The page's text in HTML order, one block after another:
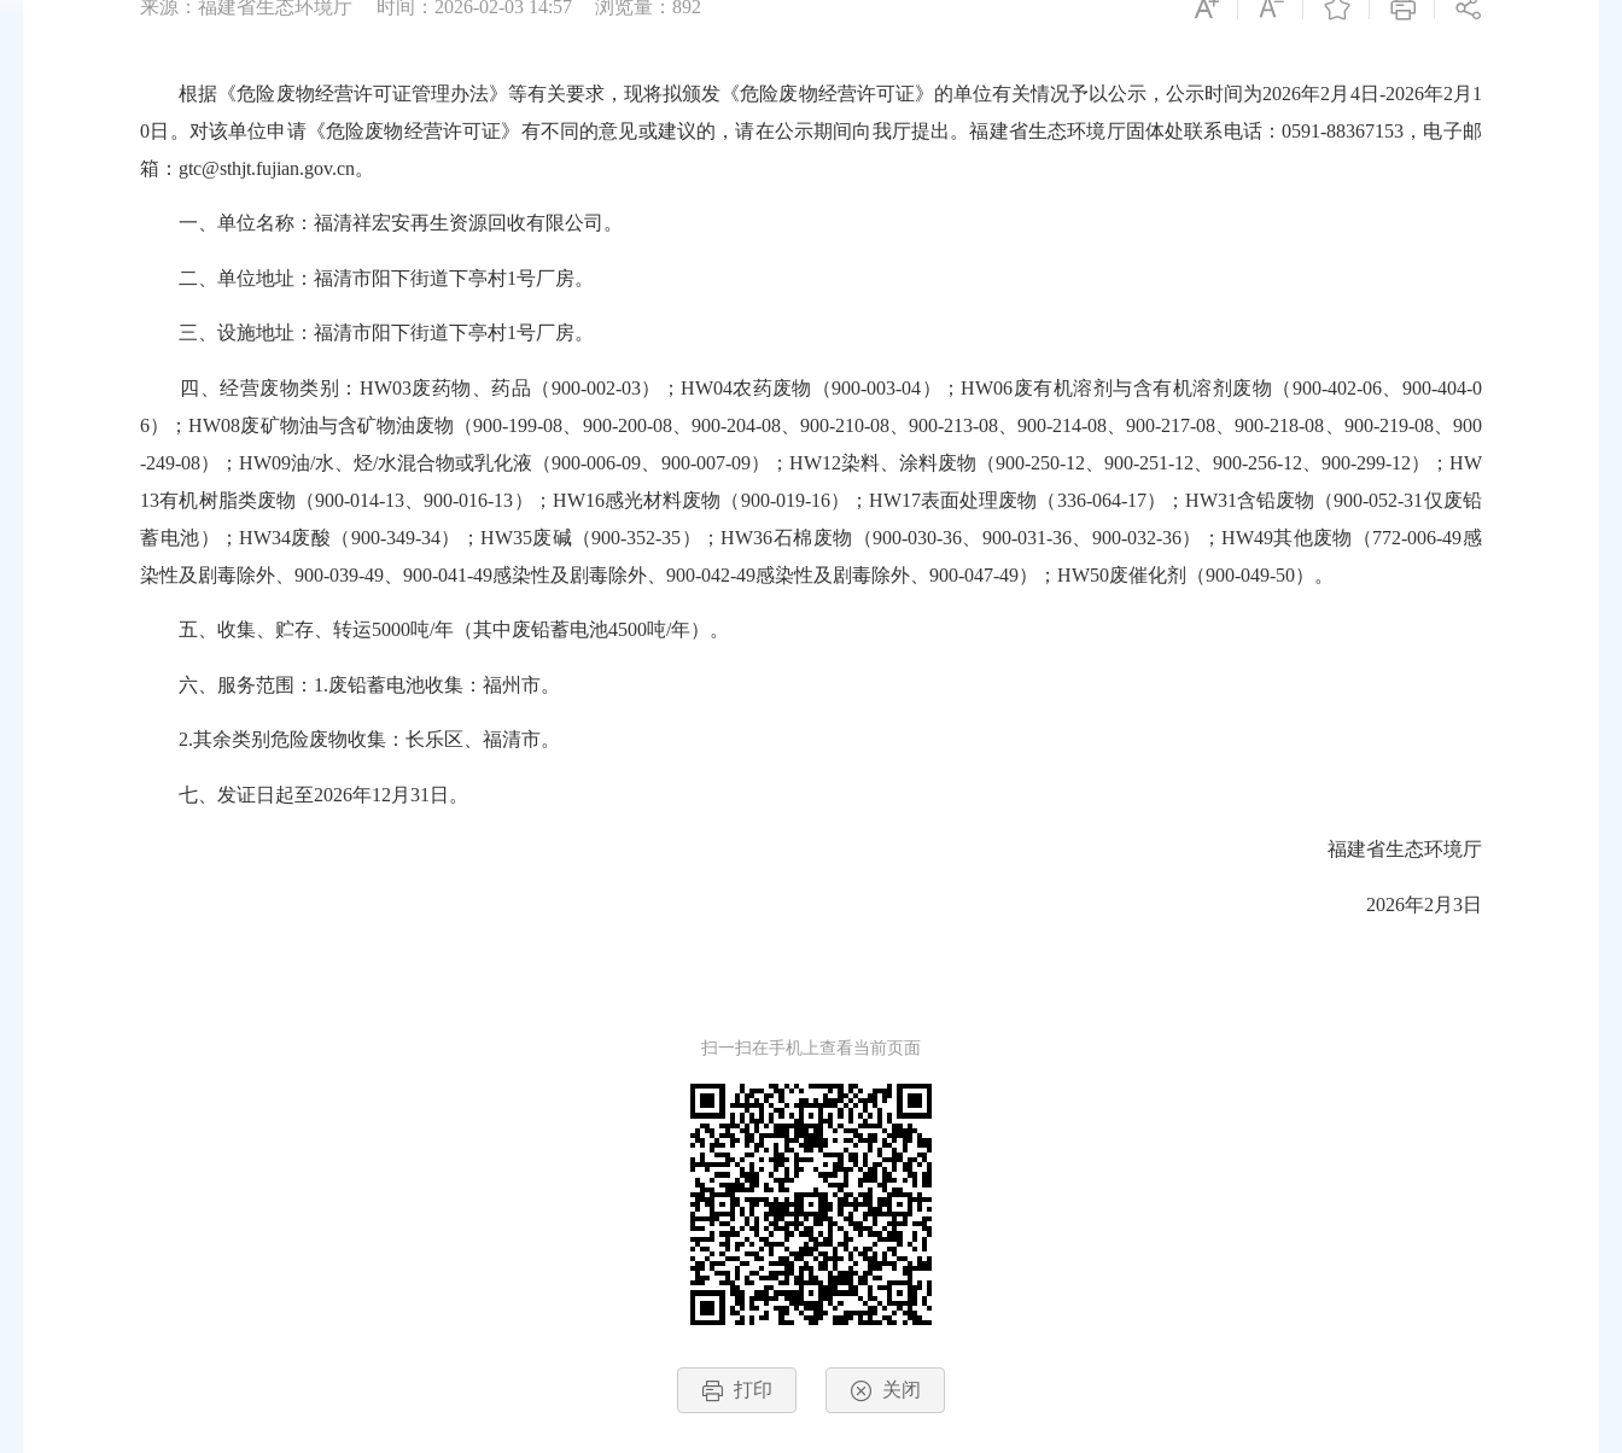
来源：福建省生态环境厅 时间：2026-02-03 14:57 浏览量：892
根据《危险废物经营许可证管理办法》等有关要求，现将拟颁发《危险废物经营许可证》的单位有关情况予以公示，公示时间为2026年2月4日-2026年2月1
0日。对该单位申请《危险废物经营许可证》有不同的意见或建议的，请在公示期间向我厅提出。福建省生态环境厅固体处联系电话：0591-88367153，电子邮
箱：gtc@sthjt.fujian.gov.cn。
一、单位名称：福清祥宏安再生资源回收有限公司。
二、单位地址：福清市阳下街道下亭村1号厂房。
三、设施地址：福清市阳下街道下亭村1号厂房。
四、经营废物类别：HW03废药物、药品（900-002-03）；HW04农药废物（900-003-04）；HW06废有机溶剂与含有机溶剂废物（900-402-06、900-404-0
6）；HW08废矿物油与含矿物油废物（900-199-08、900-200-08、900-204-08、900-210-08、900-213-08、900-214-08、900-217-08、900-218-08、900-219-08、900
-249-08）；HW09油/水、烃/水混合物或乳化液（900-006-09、900-007-09）；HW12染料、涂料废物（900-250-12、900-251-12、900-256-12、900-299-12）；HW
13有机树脂类废物（900-014-13、900-016-13）；HW16感光材料废物（900-019-16）；HW17表面处理废物（336-064-17）；HW31含铅废物（900-052-31仅废铅
蓄电池）；HW34废酸（900-349-34）；HW35废碱（900-352-35）；HW36石棉废物（900-030-36、900-031-36、900-032-36）；HW49其他废物（772-006-49感
染性及剧毒除外、900-039-49、900-041-49感染性及剧毒除外、900-042-49感染性及剧毒除外、900-047-49）；HW50废催化剂（900-049-50）。
五、收集、贮存、转运5000吨/年（其中废铅蓄电池4500吨/年）。
六、服务范围：1.废铅蓄电池收集：福州市。
2.其余类别危险废物收集：长乐区、福清市。
七、发证日起至2026年12月31日。
福建省生态环境厅
2026年2月3日
扫一扫在手机上查看当前页面
打印 关闭